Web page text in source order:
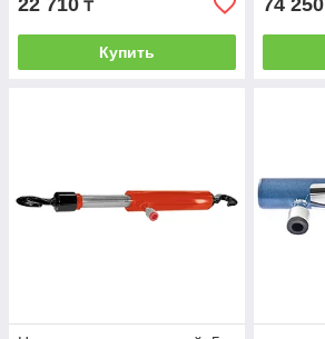
22 710 ₸
Купить
74 250